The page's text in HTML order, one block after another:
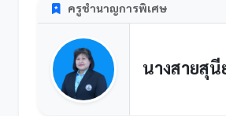
ครูชำนาญการพิเศษ
นางสายสุ